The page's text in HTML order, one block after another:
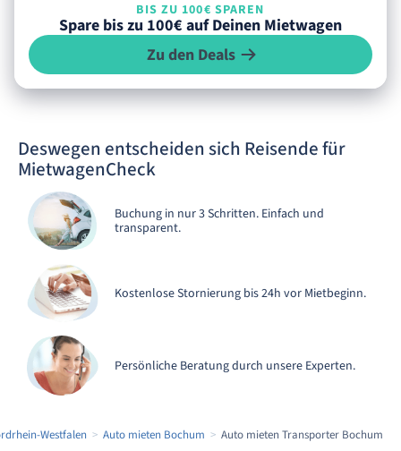
BIS ZU 100€ SPAREN
Spare bis zu 100€ auf Deinen Mietwagen
Zu den Deals
Deswegen entscheiden sich Reisende für
MietwagenCheck
Buchung in nur 3 Schritten. Einfach und
transparent.
Kostenlose Stornierung bis 24h vor Mietbeginn.
Persönliche Beratung durch unsere Experten.
Westfalen Auto mieten Bochum Auto mieten Transporter Bochum